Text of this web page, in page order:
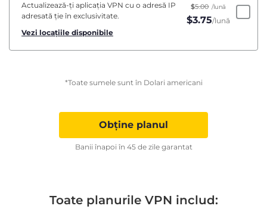
Actualizează-ți aplicația VPN cu o adresă IP
adresată ție în exclusivitate.
Vezi locațiile disponibile
$5.00 /lună
$3.75/lună
*Toate sumele sunt în Dolari americani
Obține planul
Banii înapoi în 45 de zile garantat
Toate planurile VPN includ: